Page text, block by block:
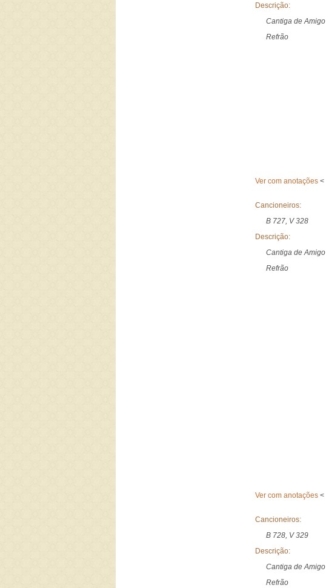
Descrição:
Cantiga de Amigo
Refrão
Ver com anotações <
Cancioneiros:
B 727, V 328
Descrição:
Cantiga de Amigo
Refrão
Ver com anotações <
Cancioneiros:
B 728, V 329
Descrição:
Cantiga de Amigo
Refrão